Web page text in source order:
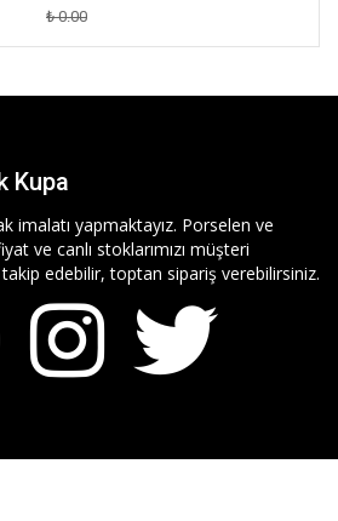
₺ 0.00
Kupa
imalatı yapmaktayız. Porselen ve
ve canlı stoklarımızı müşteri
edebilir, toptan sipariş verebilirsiniz.